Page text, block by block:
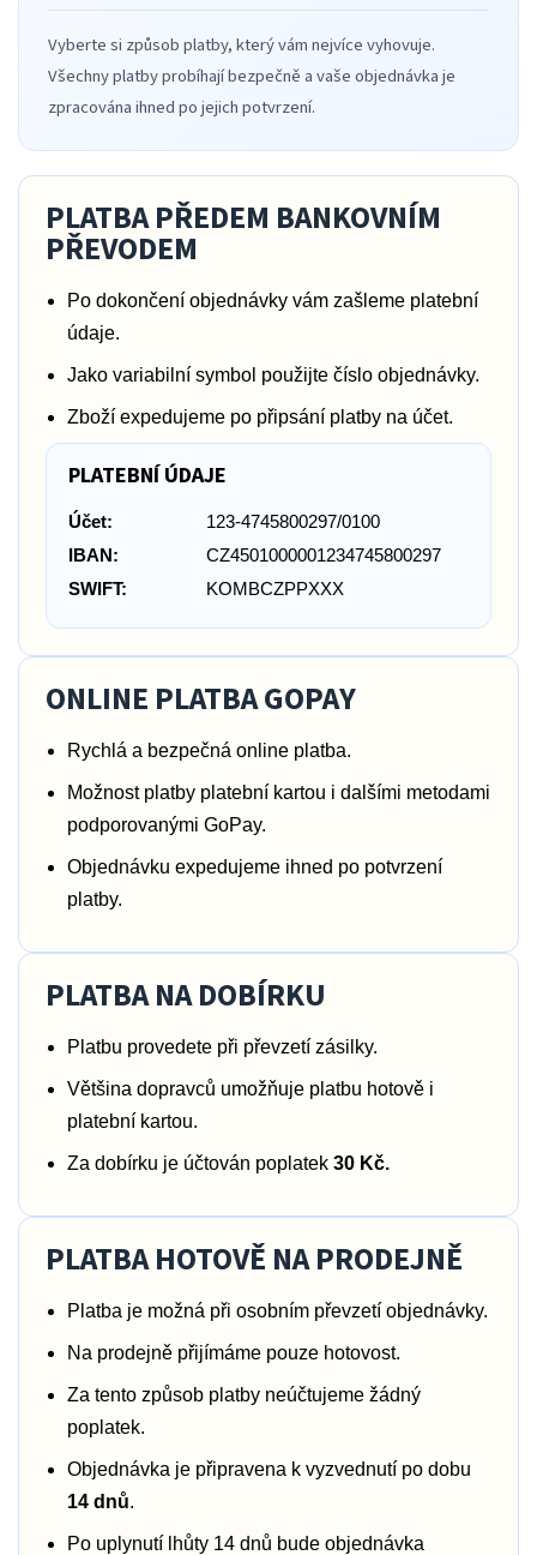
Vyberte si způsob platby, který vám nejvíce vyhovuje.
Všechny platby probíhají bezpečně a vaše objednávka je
zpracována ihned po jejich potvrzení.
PLATBA PŘEDEM BANKOVNÍM
PŘEVODEM
Po dokončení objednávky vám zašleme platební
údaje.
Jako variabilní symbol použijte číslo objednávky.
Zboží expedujeme po připsání platby na účet.
PLATEBNÍ ÚDAJE
Účet:
123-4745800297/0100
IBAN:
CZ4501000001234745800297
SWIFT:
KOMBCZPPXXX
ONLINE PLATBA GOPAY
Rychlá a bezpečná online platba.
Možnost platby platební kartou i dalšími metodami
podporovanými GoPay.
Objednávku expedujeme ihned po potvrzení
platby.
PLATBA NA DOBÍRKU
Platbu provedete při převzetí zásilky.
Většina dopravců umožňuje platbu hotově i
platební kartou.
Za dobírku je účtován poplatek 30 Kč.
PLATBA HOTOVĚ NA PRODEJNĚ
Platba je možná při osobním převzetí objednávky.
Na prodejně přijímáme pouze hotovost.
Za tento způsob platby neúčtujeme žádný
poplatek.
Objednávka je připravena k vyzvednutí po dobu
14 dnů.
Po uplynutí lhůty 14 dnů bude objednávka